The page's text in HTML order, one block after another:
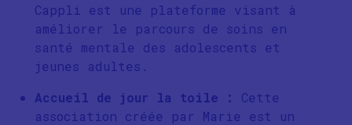
Cappli est une plateforme visant à
améliorer le parcours de soins en
santé mentale des adolescents et
jeunes adultes.
Accueil de jour la toile :
Cette
association créée par Marie est un